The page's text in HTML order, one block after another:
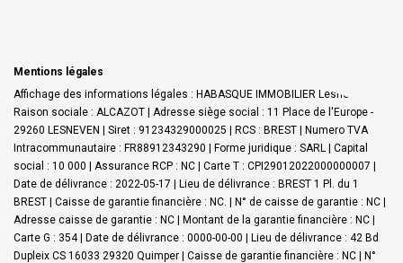
Mentions légales
Affichage des informations légales : HABASQUE IMMOBILIER Lesneven |
Raison sociale : ALCAZOT | Adresse siège social : 11 Place de l'Europe -
29260 LESNEVEN | Siret : 91234329000025 | RCS : BREST | Numero TVA
Intracommunautaire : FR88912343290 | Forme juridique : SARL | Capital
social : 10 000 | Assurance RCP : NC | Carte T : CPI29012022000000007 |
Date de délivrance : 2022-05-17 | Lieu de délivrance : BREST 1 Pl. du 1
BREST | Caisse de garantie financière : NC. | N° de caisse de garantie : NC |
Adresse caisse de garantie : NC | Montant de la garantie financière : NC |
Carte G : 354 | Date de délivrance : 0000-00-00 | Lieu de délivrance : 42 Bd
Dupleix CS 16033 29320 Quimper | Caisse de garantie financière : NC | N°